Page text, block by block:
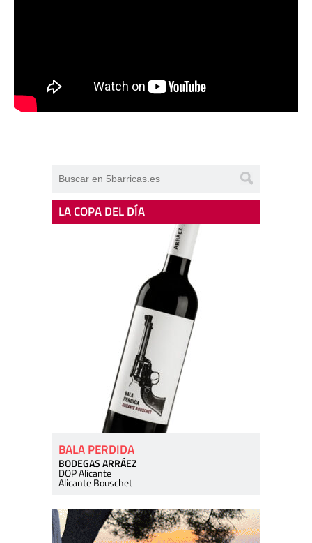
LA COPA DEL DÍA
BALA PERDIDA
BODEGAS ARRÁEZ
DOP Alicante
Alicante Bouschet